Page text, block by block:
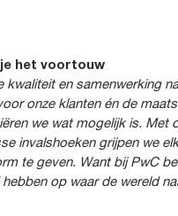
je het voortouw
kwaliteit en samenwerking
onze klanten én de
we wat mogelijk is. Met
invalshoeken grijpen we
te geven. Want bij PwC
op waar de wereld